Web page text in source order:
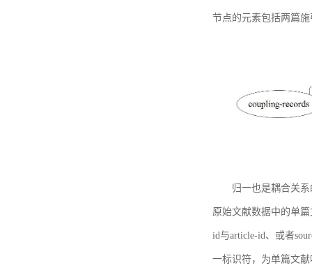
节点的元素包括两篇
归一也是耦合关
原始文献数据中的单篇
id与article-id、或者
一标识符，为单篇文